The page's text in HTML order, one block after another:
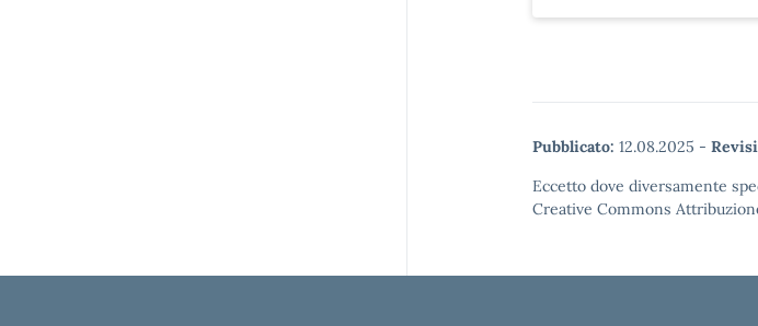
Pubblicato: 12.08.2025 -
Eccetto dove diversamente
Creative Commons